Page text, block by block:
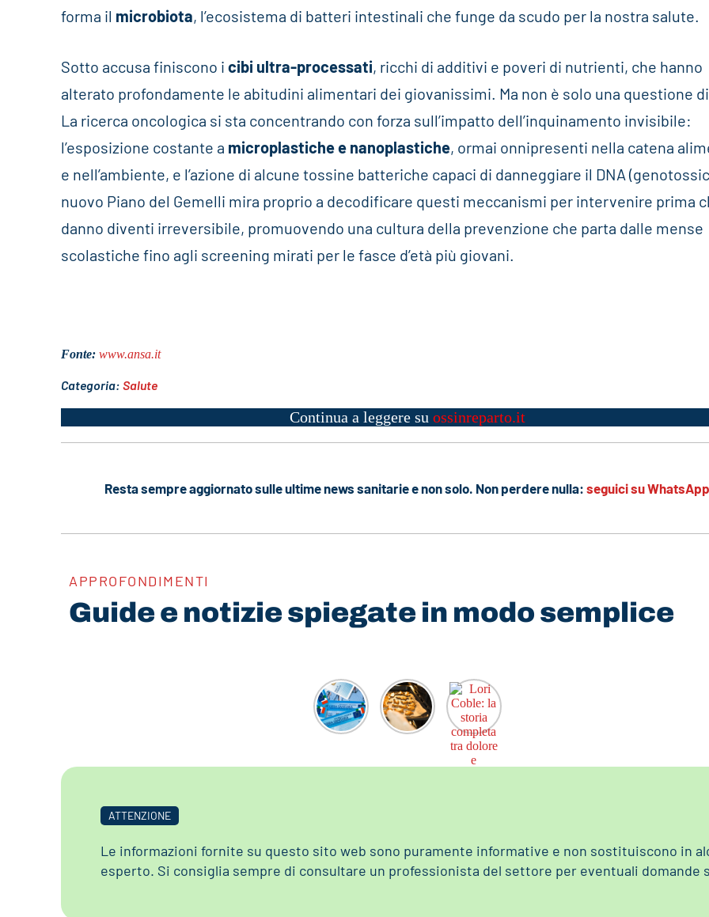
forma il microbiota, l’ecosistema di batteri intestinali che funge da scudo per la nostra salute.
Sotto accusa finiscono icibi ultra-processati, ricchi di additivi e poveri di nutrienti, che hanno
alterato profondamente le abitudini alimentari dei giovanissimi. Ma non è solo una questione
La ricerca oncologica si sta concentrando con forza sull’impatto dell’inquinamento invisibile:
l’esposizione costante a microplastiche e nanoplastiche, ormai onnipresenti nella catena
e nell’ambiente, e l’azione di alcune tossine batteriche capaci di danneggiare il DNA
nuovo Piano del Gemelli mira proprio a decodificare questi meccanismi per intervenire prima
danno diventi irreversibile, promuovendo una cultura della prevenzione che parta dalle mense
scolastiche fino agli screening mirati per le fasce d’età più giovani.
Fonte:www.ansa.it
Categoria:Salute
Continua a leggere su ossinreparto.it
Resta sempre aggiornato sulle ultime news sanitarie e non solo. Non perdere nulla:seguici su WhatsApp
APPROFONDIMENTI
Guide e notizie spiegate in modo semplice
ATTENZIONE
Le informazioni fornite su questo sito web sono puramente informative e non sostituiscono in
esperto. Si consiglia sempre di consultare un professionista del settore per eventuali domande